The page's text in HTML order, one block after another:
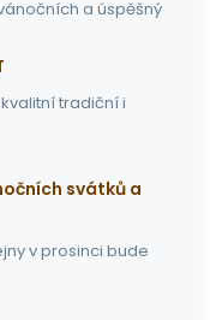
a úspěšný
tradiční i
svátků a
v prosinci bude